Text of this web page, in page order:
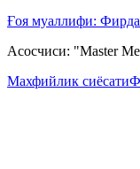
Ғоя муаллифи:
Асосчиси: "Master
Махфийлик сиёсати